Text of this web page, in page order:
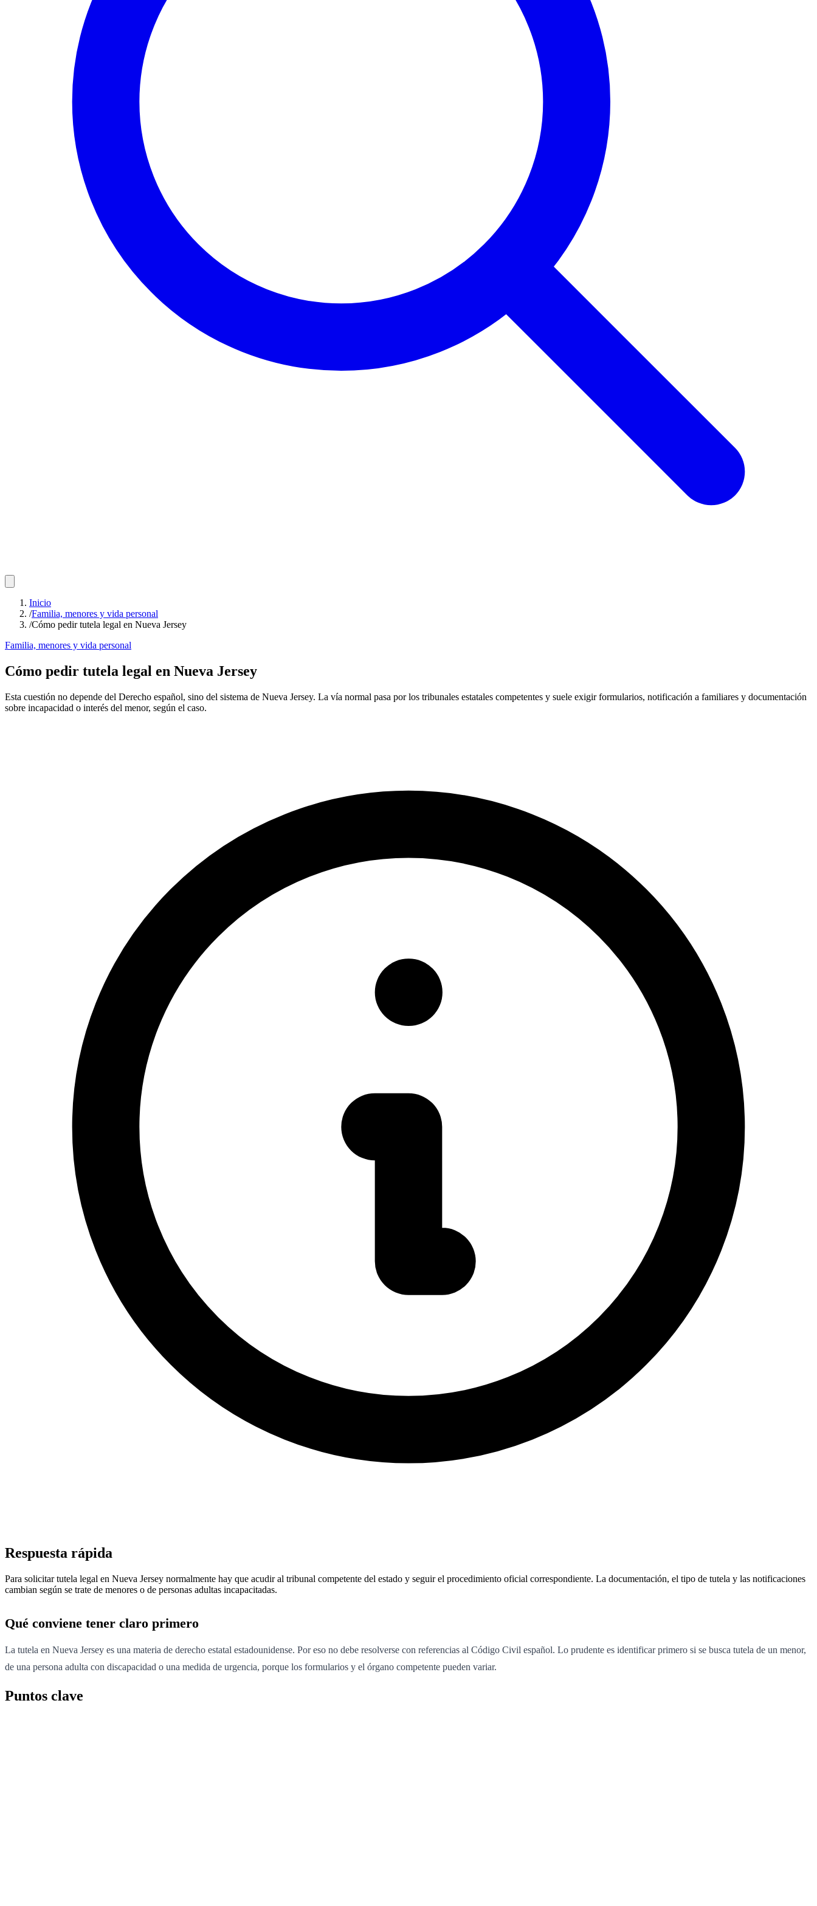
Inicio
/Familia, menores y vida personal
/Cómo pedir tutela legal en Nueva Jersey
Familia, menores y vida personal
Cómo pedir tutela legal en Nueva Jersey
Esta cuestión no depende del Derecho español, sino del sistema de Nueva Jersey. La vía normal pasa por los tribunales estatales competentes y suele exigir formularios, notificación a familiares y documentación
sobre incapacidad o interés del menor, según el caso.
Respuesta rápida
Para solicitar tutela legal en Nueva Jersey normalmente hay que acudir al tribunal competente del estado y seguir el procedimiento oficial correspondiente. La documentación, el tipo de tutela y las notificaciones
cambian según se trate de menores o de personas adultas incapacitadas.
Qué conviene tener claro primero
La tutela en Nueva Jersey es una materia de derecho estatal estadounidense. Por eso no debe resolverse con referencias al Código Civil español. Lo prudente es identificar primero si se busca tutela de un menor,
de una persona adulta con discapacidad o una medida de urgencia, porque los formularios y el órgano competente pueden variar.
Puntos clave